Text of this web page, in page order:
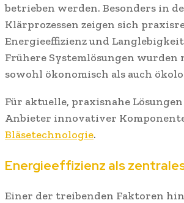
betrieben werden. Besonders in
Klärprozessen zeigen sich
Energieeffizienz und
Frühere Systemlösungen wurden
sowohl ökonomisch als auch
Für aktuelle, praxisnahe
Anbieter innovativer
Bläsetechnologie.
Energieeffizienz als
Einer der treibenden Faktoren